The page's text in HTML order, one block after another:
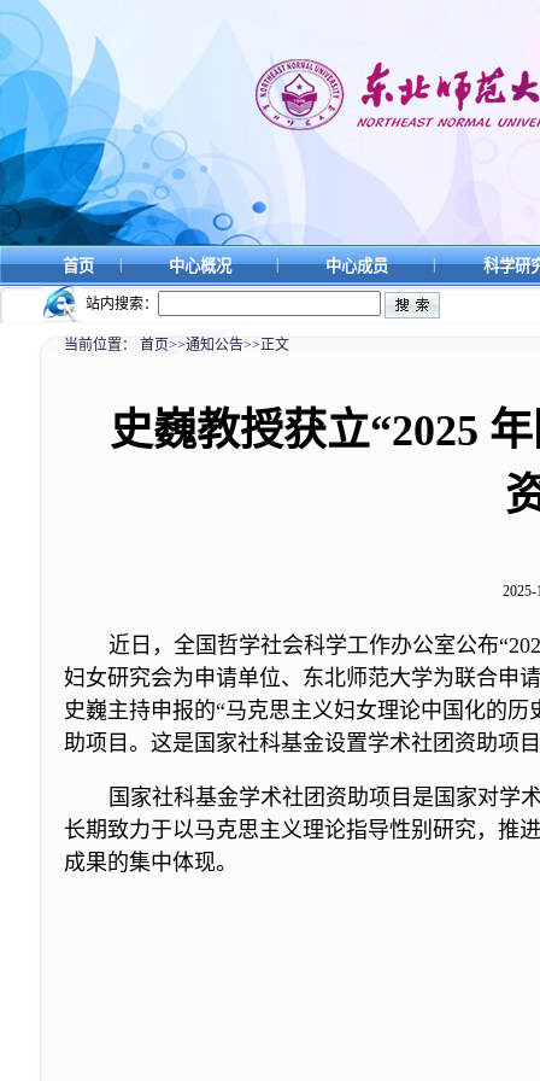
首页 | 中心概况 | 中心成员 | 科学研
站内搜索：
当前位置： 首页>>通知公告>>正文
史巍教授获立“2025
2025-
近日，全国哲学社会科学工作办公室公布
妇女研究会为申请单位、东北师范大学为联合申
史巍主持申报的“马克思主义妇女理论中国化的
助项目。这是国家社科基金设置学术社团资助项
国家社科基金学术社团资助项目是国家对学
长期致力于以马克思主义理论指导性别研究，推
成果的集中体现。